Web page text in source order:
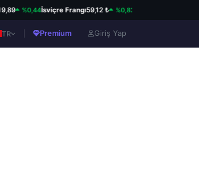
%0,44İsviçre Frangı59,12 ₺ %0,82Kanada Doları
TR Premium Giriş Yap